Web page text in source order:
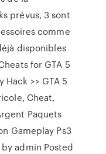
prévus, 3 sont
comme
disponibles
for GTA 5
Hack >> GTA 5
Cheat,
Paquets
Gameplay Ps3
admin Posted